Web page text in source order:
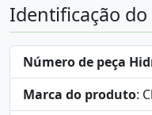
Identificação
Número de peça
Marca do produto: